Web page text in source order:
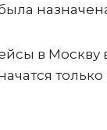
в Москву